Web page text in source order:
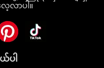
လာပါ။
ါ